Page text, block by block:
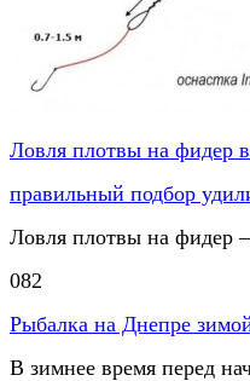
Ловля плотвы на фидер
правильный подбор
Ловля плотвы на фидер –
082
Рыбалка на Днепре
В зимнее время перед